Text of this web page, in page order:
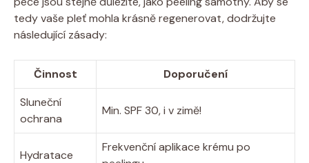
tedy vaše⁢ pleť mohla krásně regenerovat, dodržujte
následující zásady:
Činnost
Doporučení
Sluneční
ochrana
Min. SPF 30, i v zimě!
Hydratace
Frekvenční⁤ aplikace krému po